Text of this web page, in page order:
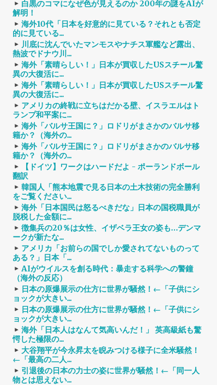
白黒のコマになぜ色が見えるのか 200年の謎をAIが
解明！
海外10代「日本を好意的に見ている？それとも否定
的に見ている...
川底に沈んでいたマンモスやナチス軍艦など露出、
熱波でドナウ川...
海外「素晴らしい！」日本が買収したUSスチール驚
異の大復活に...
海外「素晴らしい！」日本が買収したUSスチール驚
異の大復活に...
アメリカの終戦に立ちはだかる壁、イスラエルはト
ランプ和平案に...
海外「バルサ王国に？」ロドリがまさかのバルサ移
籍か？（海外の...
海外「バルサ王国に？」ロドリがまさかのバルサ移
籍か？（海外の...
【ドイツ】ワークはハードだよ - ポーランドボール
翻訳
韓国人「熊本地震で見る日本の土木技術の完全勝利
をご覧ください...
海外「日本国民は怒るべきだな」日本の国税職員が
脱税した金額に...
徴集兵の20％は女性、イザベラ王女の姿も…デンマ
ークが新たな...
アメリカ「お前らの国でしか愛されてないものって
ある？」日本「...
AIがウイルスを創る時代：暴走する科学への警鐘
（海外の反応）
日本の原爆展示の仕方に世界が騒然！←「子供にシ
ョックが大きい...
日本の原爆展示の仕方に世界が騒然！←「子供にシ
ョックが大きい...
海外「日本人はなんて気高いんだ！」 英高級紙も驚
愕した極限の...
大谷翔平が今永昇太を睨みつける様子に全米騒然！
←「最高の二人...
引退後の日本の力士の姿に世界が騒然！←「同一人
物とは思えない...